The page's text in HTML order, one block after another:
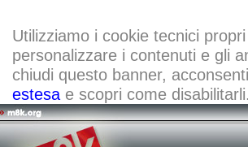
Utilizziamo i cookie tecnici
personalizzare i contenuti e gli
chiudi questo banner,
estesae scopri come